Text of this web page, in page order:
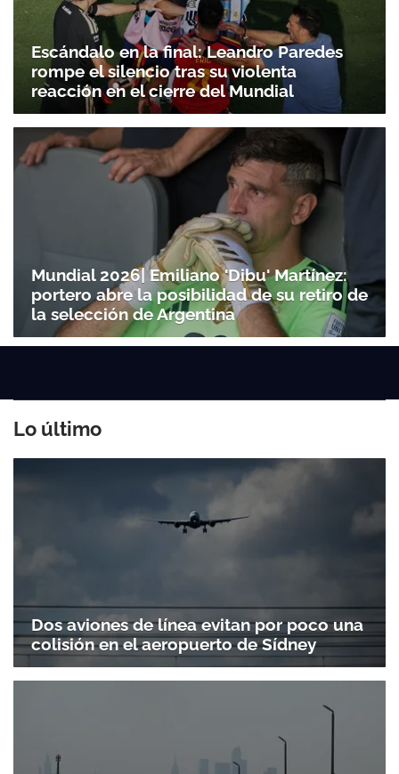
Escándalo en la final: Leandro Paredes
rompe el silencio tras su violenta
reacción en el cierre del Mundial
Mundial 2026| Emiliano 'Dibu' Martínez:
portero abre la posibilidad de su retiro de
la selección de Argentina
Lo último
Dos aviones de línea evitan por poco una
colisión en el aeropuerto de Sídney